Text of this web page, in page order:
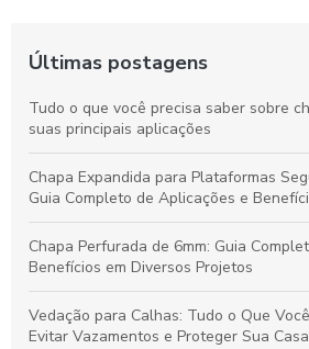
Últimas postagens
Tudo o que você precisa saber sobre
suas principais aplicações
Chapa Expandida para Plataformas
Guia Completo de Aplicações e
Chapa Perfurada de 6mm: Guia
Benefícios em Diversos Projetos
Vedação para Calhas: Tudo o Que
Evitar Vazamentos e Proteger Sua Casa